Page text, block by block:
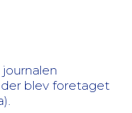
blev foretaget